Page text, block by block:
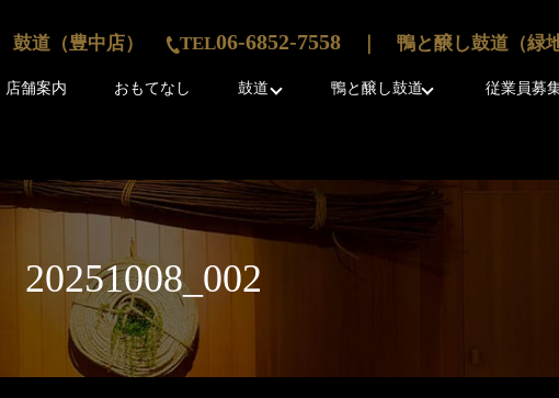
鼓道（豊中店） TEL06-6852-7558｜ 鴨と醸し鼓道（緑
店舗案内 おもてなし 鼓道 鴨と醸し鼓道 従業員募
20251008_002